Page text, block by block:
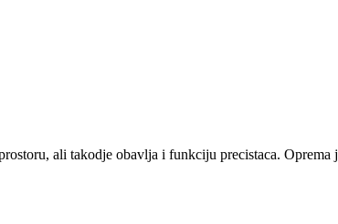
ali takodje obavlja i funkciju precistaca.